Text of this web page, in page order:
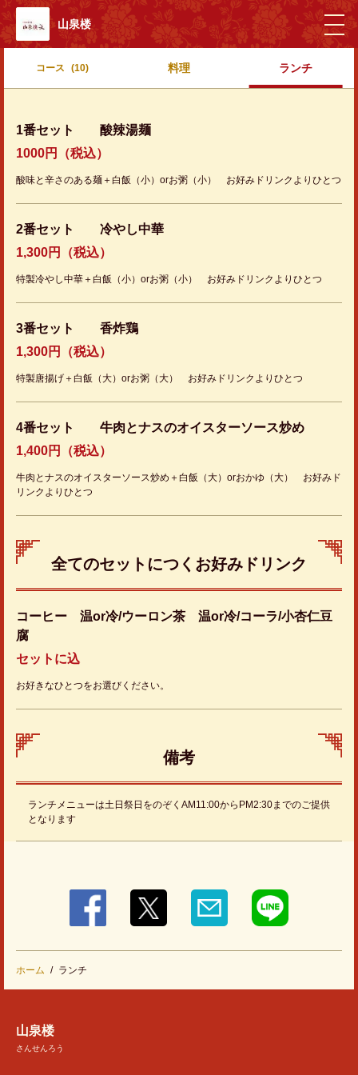
山泉楼
コース (10) 料理 ランチ
1番セット 酸辣湯麺
1000円（税込）
酸味と辛さのある麺＋白飯（小）orお粥（小） お好みドリンクよりひとつ
2番セット 冷やし中華
1,300円（税込）
特製冷やし中華＋白飯（小）orお粥（小） お好みドリンクよりひとつ
3番セット 香炸鶏
1,300円（税込）
特製唐揚げ＋白飯（大）orお粥（大） お好みドリンクよりひとつ
4番セット 牛肉とナスのオイスターソース炒め
1,400円（税込）
牛肉とナスのオイスターソース炒め＋白飯（大）orおかゆ（大） お好みド
リンクよりひとつ
全てのセットにつくお好みドリンク
コーヒー 温or冷/ウーロン茶 温or冷/コーラ/小杏仁豆
腐
セットに込
お好きなひとつをお選びください。
備考
ランチメニューは土日祭日をのぞくAM11:00からPM2:30までのご提供
となります
ホーム ランチ
山泉楼
さんせんろう
栃木県宇都宮市東宿郷３-3-3